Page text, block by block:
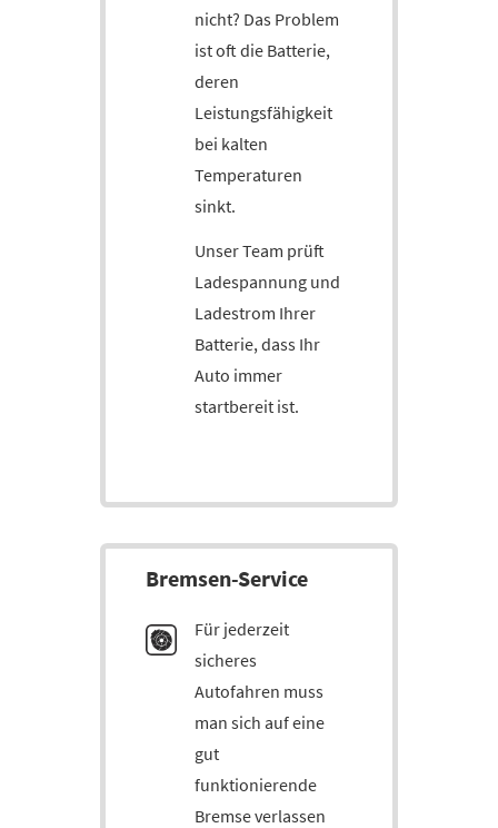
nicht? Das Problem
ist oft die Batterie,
deren
Leistungsfähigkeit
bei kalten
Temperaturen
sinkt.
Unser Team prüft
Ladespannung und
Ladestrom Ihrer
Batterie, dass Ihr
Auto immer
startbereit ist.
Brem­sen-Service
Für jederzeit
sicheres
Autofahren muss
man sich auf eine
gut
funktionierende
Bremse verlassen